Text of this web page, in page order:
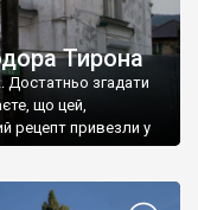
Тирона
Достатньо згадати
що цей,
рецепт привезли у